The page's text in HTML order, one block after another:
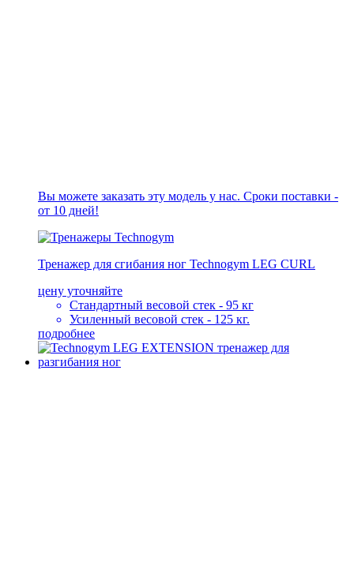
Вы можете заказать эту модель у нас. Сроки поставки -
от 10 дней!
Тренажер для сгибания ног Technogym LEG CURL
цену уточняйте
Стандартный весовой стек - 95 кг
Усиленный весовой стек - 125 кг.
подробнее